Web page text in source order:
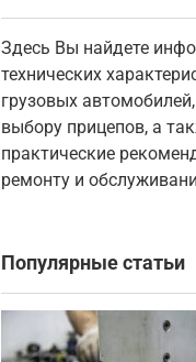
Здесь Вы найдете
технических
грузовых
выбору прицепов, а
практические
ремонту и
Популярные статьи